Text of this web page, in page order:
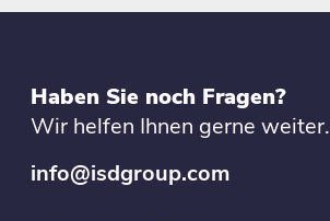
Haben Sie noch Fragen?
Wir helfen Ihnen gerne weiter.
info@isdgroup.com